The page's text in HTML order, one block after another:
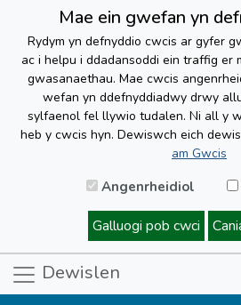
Mae ein gwefan yn
Rydym yn defnyddio cwcis ar gyfer
ac i helpu i ddadansoddi ein traffig er
gwasanaethau. Mae cwcis
wefan yn ddefnyddiadwy drwy
sylfaenol fel llywio tudalen. Ni all y
heb y cwcis hyn. Dewiswch eich
am Gwcis
Angenrheidiol
Galluogi pob cwci
Dewislen